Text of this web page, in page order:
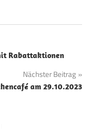
Rabattaktionen
Nächster Beitrag
am 29.10.2023